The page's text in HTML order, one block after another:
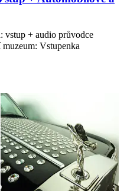
vstup + audio průvodce
Vstupenka